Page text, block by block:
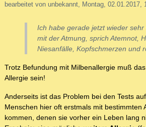
bearbeitet von unbekannt, Montag, 02.01.2017,
Ich habe gerade jetzt wieder
mit der Atmung, sprich Atemnot,
Niesanfälle, Kopfschmerzen und
Trotz Befundung mit Milbenallergie muß
Allergie sein!
Anderseits ist das Problem bei den Tests
Menschen hier oft erstmals mit bestimmten
kommen, denen sie vorher ein Leben lang